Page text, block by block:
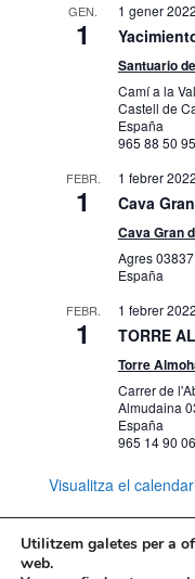
GEN.
1
1 gener
Santuario
Camí a la
Castell de
España
965 88 50 95
FEBR.
1
1 febrer 2022
Cava
Cava Gran
Agres03837
España
FEBR.
1
1 febrer
TORRE
Torre
Carrer de
Almudaina
España
965 14 90 06
Visualitza el
Utilitzem galetes per a
web.